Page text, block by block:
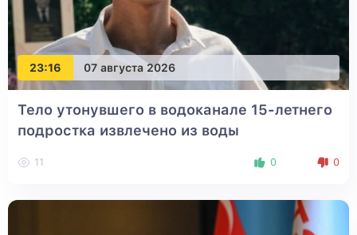
23:16 07 августа 2026
Тело утонувшего в водоканале 15-летнего
подростка извлечено из воды
11 0 0